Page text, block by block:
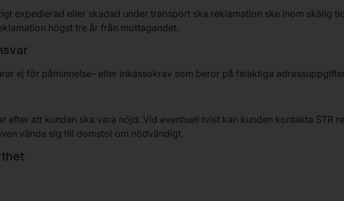
expedierad eller skadad under transport ska reklamation ske inom skälig
högst tre år från mottagandet.
ej för påminnelse- eller inkassokrav som beror på felaktiga
efter att kunden ska vara nöjd. Vid eventuell tvist kan kunden kontakta STR
vända sig till domstol om nödvändigt.